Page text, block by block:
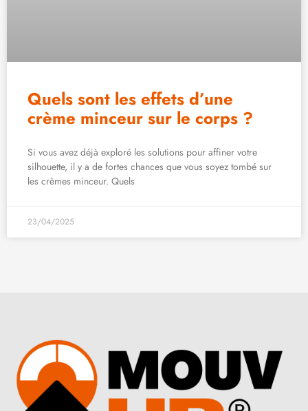
Quels sont les effets d’une
crème minceur sur le corps ?
Si vous avez déjà exploré les solutions pour affiner votre
silhouette, il y a de fortes chances que vous soyez tombé sur
les crèmes minceur. Quels
23/04/2025